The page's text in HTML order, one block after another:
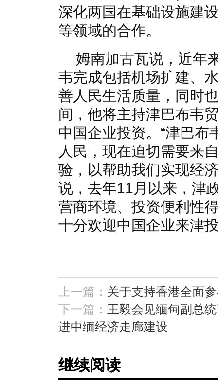
深化两国在基础设施建
等领域的合作。
姆南加古瓦说，近年
韦完成包括机场扩建、
善人民生活质量，同时
间，他将主持津巴布韦
中国企业投资。“津巴布
人民，现在迫切需要来
验，以帮助我们实现经
说，去年11月以来，津
营商环境、投资便利性
十分欢迎中国企业来津
上一篇： 关于支持香港全面
下一篇： 王毅会见缅甸副总
进中缅经济走廊建设
继续阅读